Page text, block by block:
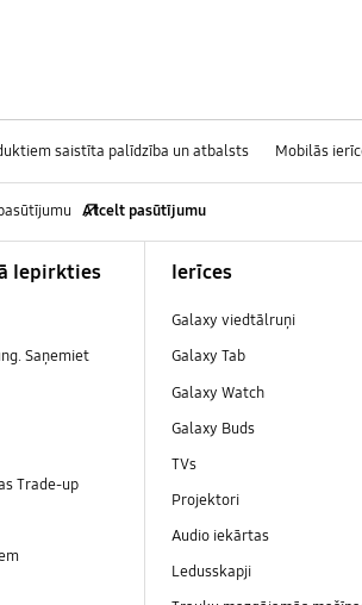
saistīta palīdzība un atbalsts Mobilās
Atcelt pasūtījumu
Iepirkties
Saņemiet
Trade-up
Ierīces
Galaxy viedtālruņi
Galaxy Tab
Galaxy Watch
Galaxy Buds
TVs
Projektori
Audio iekārtas
Ledusskapji